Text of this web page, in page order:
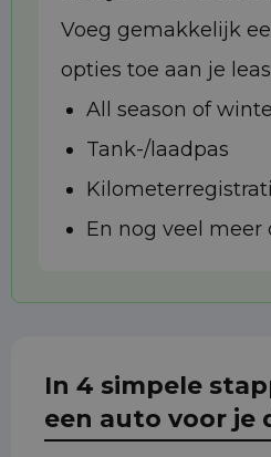
Voeg gemakkelijk
opties toe aan je
All season of
Tank-/laadpas
En nog veel meer
In 4 simpele
een auto voor je